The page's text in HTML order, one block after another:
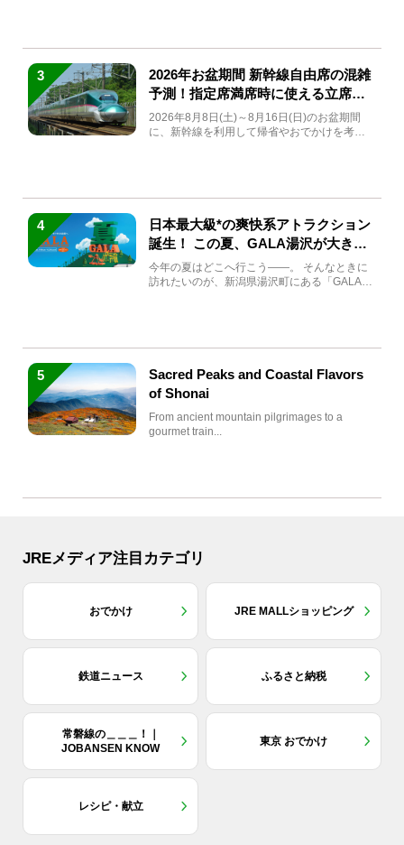
3
2026年お盆期間 新幹線自由席の混雑
予測！指定席満席時に使える立席特
急券も解説
2026年8月8日(土)～8月16日(日)のお盆期間
に、新幹線を利用して帰省やおでかけを考え
4
日本最大級*の爽快系アトラクション
誕生！ この夏、GALA湯沢が大きく
生まれ変わる
今年の夏はどこへ行こう――。 そんなときに
訪れたいのが、新潟県湯沢町にある「GALA湯
5
Sacred Peaks and Coastal Flavors
of Shonai
From ancient mountain pilgrimages to a
gourmet train...
JREメディア注目カテゴリ
おでかけ JRE MALLショッピング
鉄道ニュース ふるさと納税
常磐線の＿＿＿！｜
JOBANSEN KNOW
東京 おでかけ
レシピ・献立